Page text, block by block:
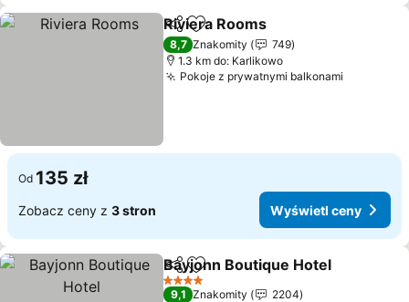
Udostępnij
Dodaj do ulubionych
Riviera Rooms
8,7 Znakomity
749
1.3 km do: Karlikowo
Pokoje z prywatnymi balkonami
Od 135 zł
Zobacz ceny z 3 stron Wyświetl ceny
Udostępnij
Dodaj do ulubionych
Bayjonn Boutique Hotel
4 Kategoria
9,1 Znakomity
2204